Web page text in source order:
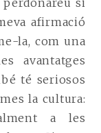
afirmació
la, com una
avantatges
té seriosos
la cultura:
a les